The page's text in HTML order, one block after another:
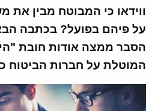
ווידאו כי המבוטח מבין את
על פיהם בפועל? בכתבה
הסבר ממצה אודות חובת
המוטלת על חברות הביטוח